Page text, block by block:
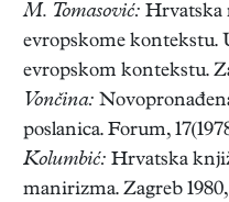
M. Tomasović: Hrvatska
evropskome kontekstu.
evropskom kontekstu.
Vončina:
poslanica. Forum,
Kolumbić: Hrvatska
manirizma. Zagreb